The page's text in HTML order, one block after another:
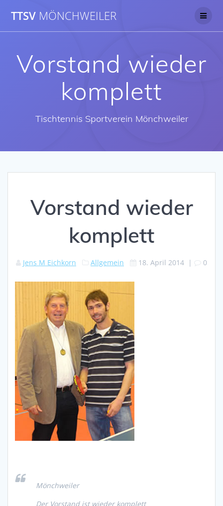
to
TTSV MÖNCHWEILER
Vorstand wieder
komplett
Tischtennis Sportverein Mönchweiler
Vorstand wieder
komplett
Jens M Eichkorn Allgemein 18. April 2014 | 0
Mönchweiler
Der Vorstand ist wieder komplett